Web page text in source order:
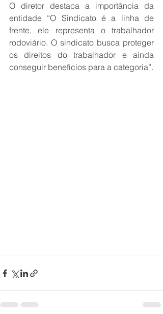
O diretor destaca a importância da
entidade “O Sindicato é a linha de
frente, ele representa o trabalhador
rodoviário. O sindicato busca proteger
os direitos do trabalhador e ainda
conseguir benefícios para a categoria”.